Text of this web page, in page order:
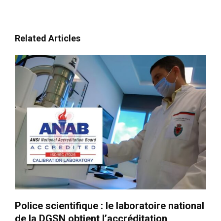
Related Articles
Police scientifique : le laboratoire national
de la DGSN obtient l’accréditation